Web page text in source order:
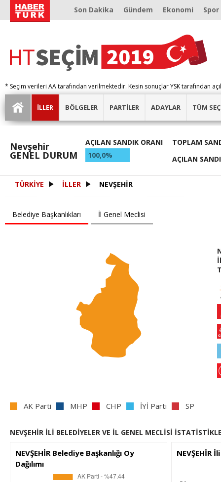
Son Dakika Gündem Ekonomi Spor
* Seçim verileri AA tarafından verilmektedir. Kesin sonuçlar YSK tarafından
İLLER BÖLGELER PARTİLER ADAYLAR TÜM
Nevşehir
GENEL DURUM
AÇILAN SANDIK ORANI
100,0%
TOPLAM
AÇILAN
TÜRKİYE İLLER NEVŞEHİR
Belediye Başkanlıkları İl Genel Meclisi
AK Parti MHP CHP İYİ Parti SP
NEVŞEHİR İLİ BELEDİYELER VE İL GENEL MECLİSİ
NEVŞEHİR Belediye Başkanlığı Oy
Dağılımı
NEVŞEHİR